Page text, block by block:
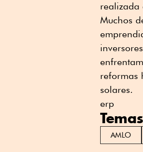
Muchos
reformas
solares.
erp
AMLO